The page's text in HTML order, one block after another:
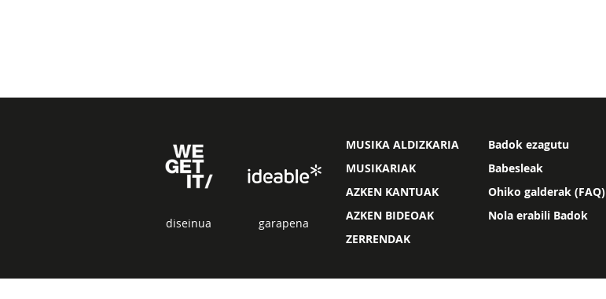
diseinua garapena
MUSIKA ALDIZKARIA
MUSIKARIAK
AZKEN KANTUAK
AZKEN BIDEOAK
ZERRENDAK
Badok ezagutu
Babesleak
Ohiko galderak (FAQ)
Nola erabili Badok